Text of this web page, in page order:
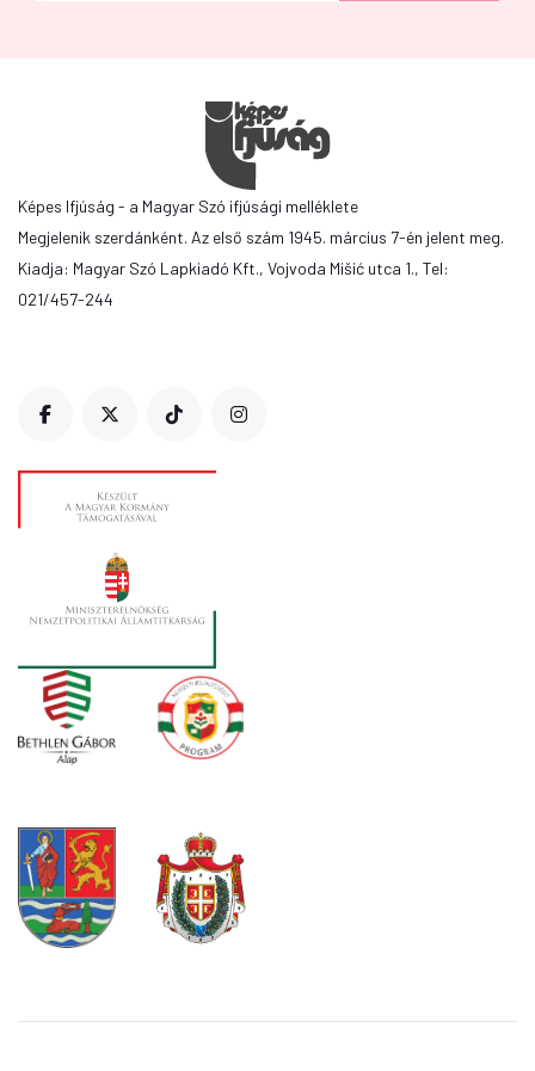
Képes Ifjúság - a Magyar Szó ifjúsági melléklete
Megjelenik szerdánként. Az első szám 1945. március 7-én jelent meg.
Kiadja: Magyar Szó Lapkiadó Kft., Vojvoda Mišić utca 1., Tel:
021/457-244